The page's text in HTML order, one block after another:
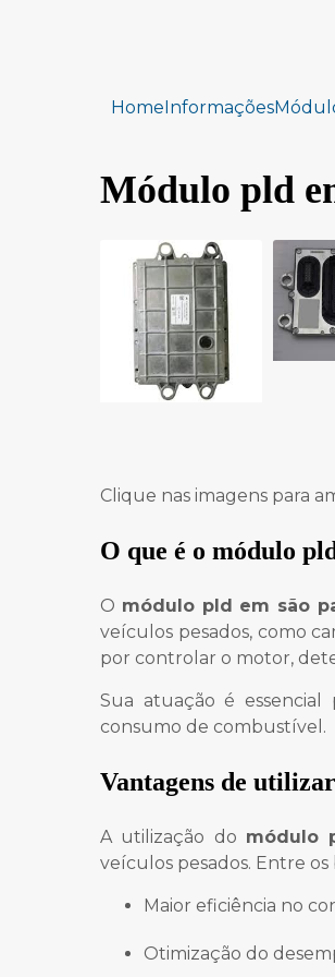
HomeInformações
Módulo pld
Clique nas imagens para
O que é o módulo
O módulo pld em são
veículos pesados, como
por controlar o motor,
Sua atuação é
consumo de combustível.
Vantagens de
A utilização do módulo
veículos pesados. Entre os
Maior eficiência no
Otimização do